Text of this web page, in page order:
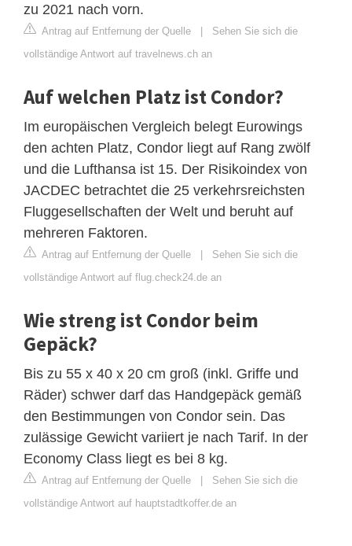
zu 2021 nach vorn.
Antrag auf Entfernung der Quelle | Sehen Sie sich die
vollständige Antwort auf travelnews.ch an
Auf welchen Platz ist Condor?
Im europäischen Vergleich belegt Eurowings
den achten Platz, Condor liegt auf Rang zwölf
und die Lufthansa ist 15. Der Risikoindex von
JACDEC betrachtet die 25 verkehrsreichsten
Fluggesellschaften der Welt und beruht auf
mehreren Faktoren.
Antrag auf Entfernung der Quelle | Sehen Sie sich die
vollständige Antwort auf flug.check24.de an
Wie streng ist Condor beim
Gepäck?
Bis zu 55 x 40 x 20 cm groß (inkl. Griffe und
Räder) schwer darf das Handgepäck gemäß
den Bestimmungen von Condor sein. Das
zulässige Gewicht variiert je nach Tarif. In der
Economy Class liegt es bei 8 kg.
Antrag auf Entfernung der Quelle | Sehen Sie sich die
vollständige Antwort auf hauptstadtkoffer.de an